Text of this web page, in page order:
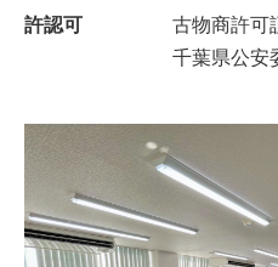
許認可
古物商許可
千葉県公安